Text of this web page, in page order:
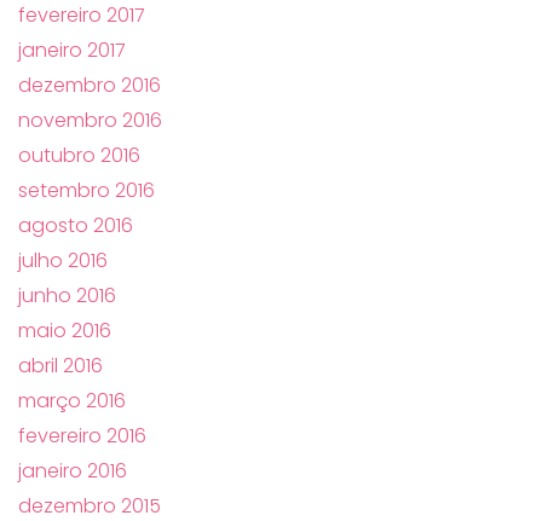
fevereiro 2017
janeiro 2017
dezembro 2016
novembro 2016
outubro 2016
setembro 2016
agosto 2016
julho 2016
junho 2016
maio 2016
abril 2016
março 2016
fevereiro 2016
janeiro 2016
dezembro 2015